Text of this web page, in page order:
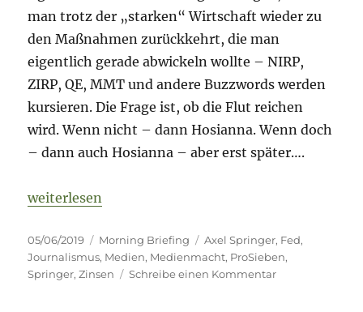
man trotz der „starken“ Wirtschaft wieder zu
den Maßnahmen zurückkehrt, die man
eigentlich gerade abwickeln wollte – NIRP,
ZIRP, QE, MMT und andere Buzzwords werden
kursieren. Die Frage ist, ob die Flut reichen
wird. Wenn nicht – dann Hosianna. Wenn doch
– dann auch Hosianna – aber erst später….
„Morning Briefing – 5. Juni 2019 – Medien //
weiterlesen
Veröffentlicht
am
05/06/2019 Kategorien
Morning Briefing Schlagwörter
Axel Springer, Fed,
Journalismus, Medien, Medienmacht, ProSieben,
Springer,Zinsen Schreibe einen Kommentarzu